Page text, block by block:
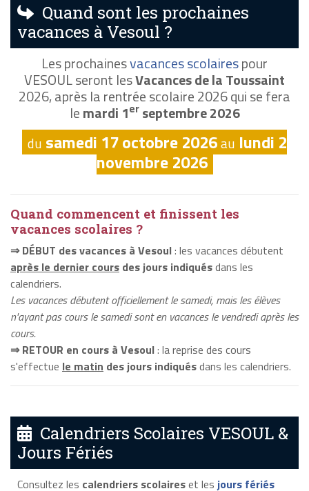
Quand sont les prochaines
vacances à Vesoul ?
Les prochainesvacances scolairespour
VESOUL seront lesVacances de la Toussaint
2026, après la rentrée scolaire 2026 qui se fera
lemardi 1erseptembre 2026
du samedi 17 octobre 2026au lundi 2
novembre 2026
Quand commencent et finissent les
vacances scolaires ?
⇒ DÉBUT des vacances à Vesoul: les vacances débutent
après le dernier cours des jours indiquésdans les
calendriers.
Les vacances débutent officiellement le samedi, mais les élèves
n'ayant pas cours le samedi sont en vacances le vendredi après les
cours.
⇒ RETOUR en cours à Vesoul: la reprise des cours
s'effectue le matin des jours indiquésdans les calendriers.
Calendriers Scolaires VESOUL &
Jours Fériés
Consultez les calendriers scolaireset les jours fériés